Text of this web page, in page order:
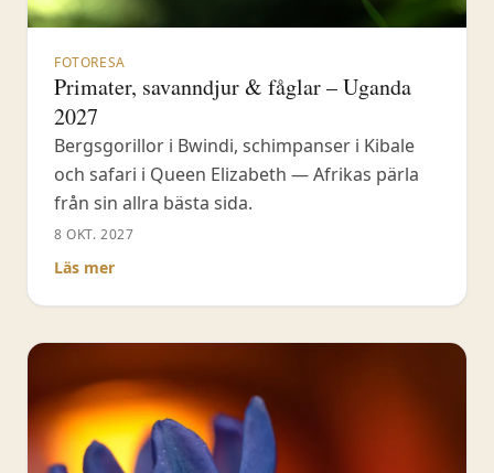
FOTORESA
Primater, savanndjur & fåglar – Uganda
2027
Bergsgorillor i Bwindi, schimpanser i Kibale
och safari i Queen Elizabeth — Afrikas pärla
från sin allra bästa sida.
8 OKT. 2027
Läs mer